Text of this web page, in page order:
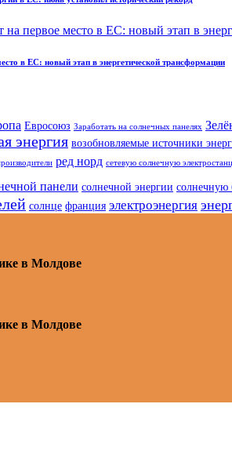
в ЕС: новый этап в энергетической трансформации
Евросоюз Заработать на солнечных панелях
энергия возобновляемые источники
ред норд сетевую солнечную
панели солнечной энергии солнечную
солнце франция электроэнергия
в Молдове
в Молдове